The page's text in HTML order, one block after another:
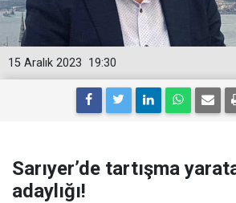
19:30
15 Aralık 2023
Sarıyer’de tartışma
adaylığı!